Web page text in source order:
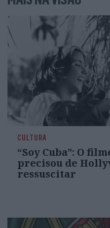
CULTURA
“Soy Cuba”: O
precisou de
ressuscitar